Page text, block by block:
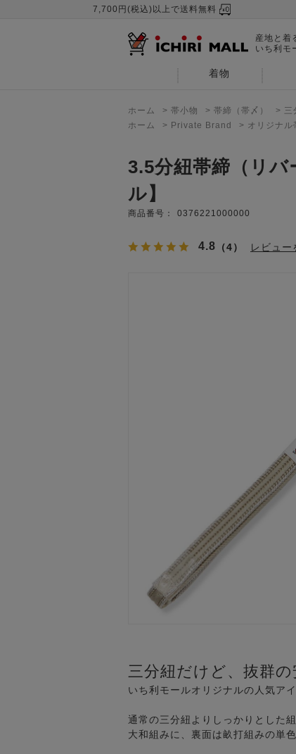
7,700円(税込)以上で送料無料
産地と着
いち利モ
着物
ホーム > 帯小物 > 帯締（帯〆） > 三
ホーム
> Private Brand > オリジナル
3.5分紐帯締（リ
ル】
商品番号： 0376221000000
4.8 （4） レビュー
三分紐だけど、抜群の
いち利モールオリジナルの人気ア
通常の三分紐よりしっかりとした
大和組みに、裏面は畝打組みの単